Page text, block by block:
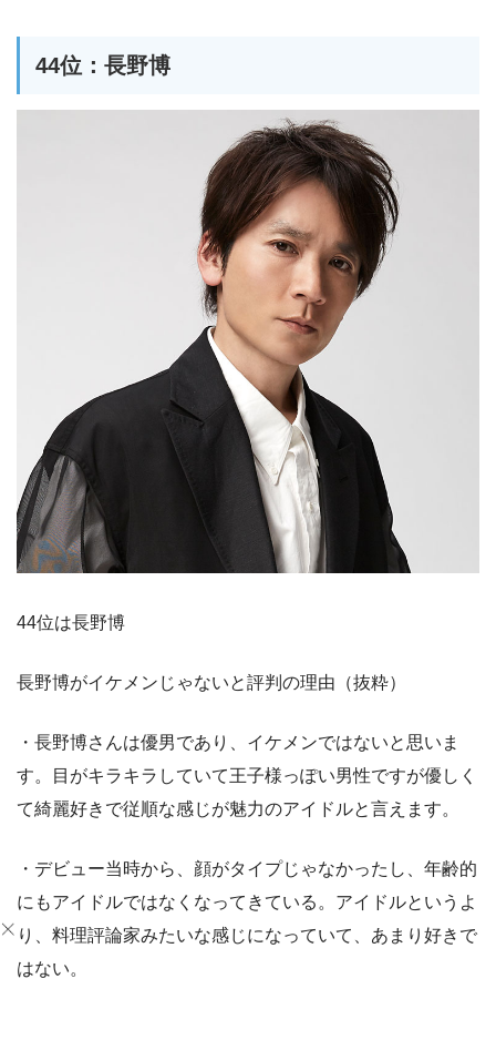
44位：長野博
44位は長野博
長野博がイケメンじゃないと評判の理由（抜粋）
・長野博さんは優男であり、イケメンではないと思いま
す。目がキラキラしていて王子様っぽい男性ですが優しく
て綺麗好きで従順な感じが魅力のアイドルと言えます。
・デビュー当時から、顔がタイプじゃなかったし、年齢的
にもアイドルではなくなってきている。アイドルというよ
り、料理評論家みたいな感じになっていて、あまり好きで
はない。